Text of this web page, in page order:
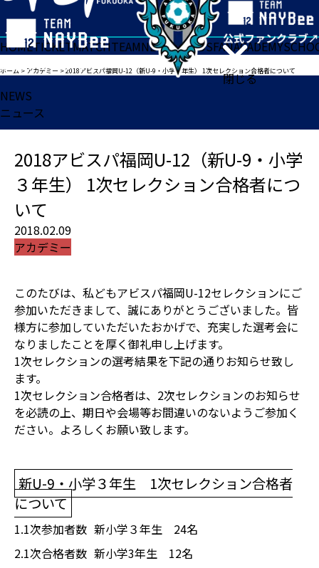
閉じる
HOMETICKETMATCHTEAMNEWSGOODSFANACADEMY
ホーム > アカデミー >2018アビスパ福岡U-12（新U-9・小学３年生） 1次セレクション合格者について
NEWS
ニュース
2018アビスパ福岡U-12（新U-9・小学
３年生） 1次セレクション合格者につ
いて
2018.02.09
アカデミー
このたびは、私どもアビスパ福岡U-12セレクションにご
参加いただきまして、誠にありがとうございました。皆
様方に参加していただいたおかげで、充実した選考会に
なりましたことを厚く御礼申し上げます。
1次セレクションの選考結果を下記の通りお知らせ致し
ます。
1次セレクション合格者は、2次セレクションのお知らせ
を必読の上、期日や会場等お間違いのないようご参加く
ださい。よろしくお願い致します。
新U-9・小学３年生 1次セレクション合格者
について
1.1次参加者数 新小学３年生 24名
2.1次合格者数 新小学3年生 12名